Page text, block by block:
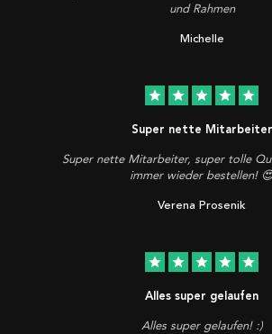
und Rahmen
Michelle
star star star star star
Super nette Mitarbeiter
Super nette Mitarbeiter, super tolle
immer wieder bestellen!
Verena Prosenik
star star star star star
Alles super gelaufen
Alles super gelaufen! :)